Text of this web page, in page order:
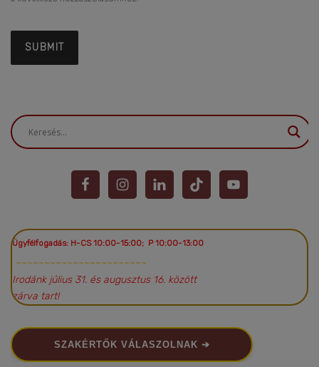
Ügyfélfogadás: H-CS 10:00-15:00; P 10:00-13:00
~~~~~~~~~~~~~~~~~~~~~~~
Irodánk július 31. és augusztus 16. között
zárva tart!
SZAKÉRTŐK VÁLASZOLNAK ➔